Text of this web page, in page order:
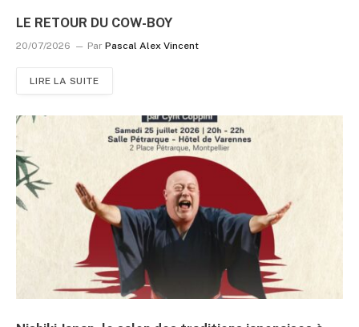
LE RETOUR DU COW-BOY
20/07/2026 Par Pascal Alex Vincent
LIRE LA SUITE